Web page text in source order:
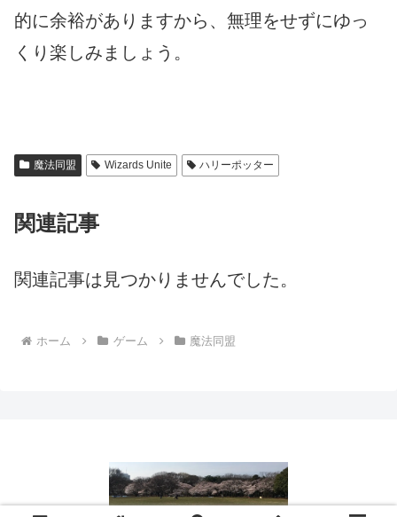
的に余裕がありますから、無理をせずにゆっ
くり楽しみましょう。
魔法同盟 Wizards Unite ハリーポッター
関連記事
関連記事は見つかりませんでした。
ホーム ゲーム 魔法同盟